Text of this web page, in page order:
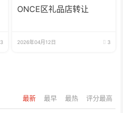
3
ONCE区礼品店转让
2026年04月12日 3
最新 最早 最热 评分最高